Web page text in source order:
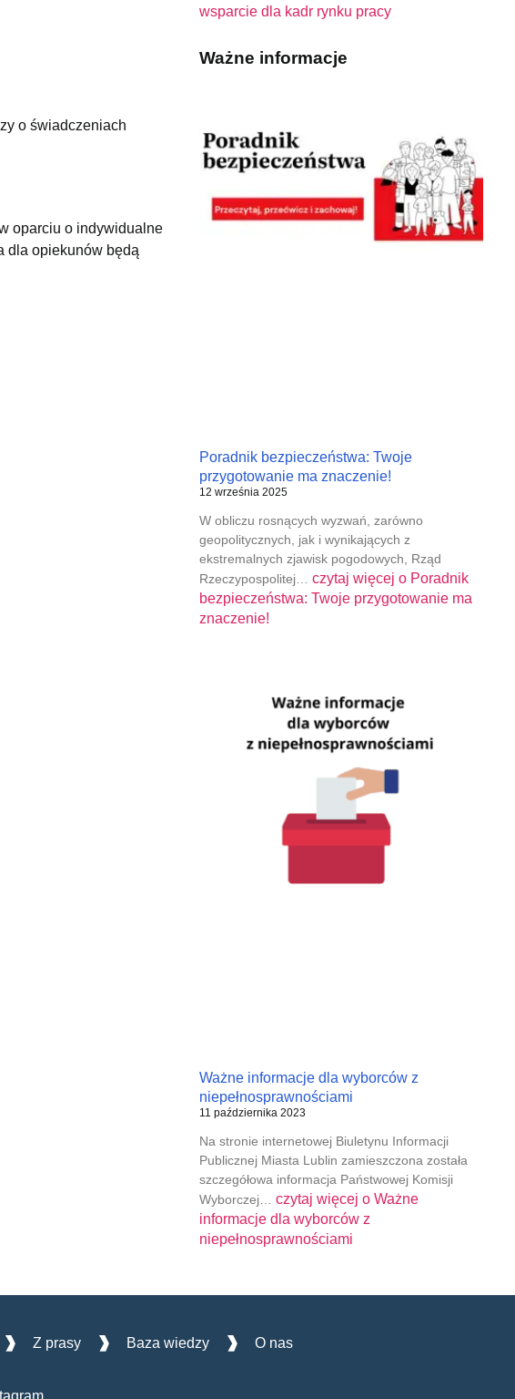
o świadczeniach
oparciu o indywidualne
dla opiekunów będą
wsparcie dla kadr rynku pracy
Ważne informacje
Poradnik bezpieczeństwa: Twoje
przygotowanie ma znaczenie!
12 września 2025
W obliczu rosnących wyzwań, zarówno
geopolitycznych, jak i wynikających z
ekstremalnych zjawisk pogodowych, Rząd
Rzeczypospolitej… czytaj więcej oPoradnik
bezpieczeństwa: Twoje przygotowanie ma
znaczenie!
Ważne informacje dla wyborców z
niepełnosprawnościami
11 października 2023
Na stronie internetowej Biuletynu Informacji
Publicznej Miasta Lublin zamieszczona została
szczegółowa informacja Państwowej Komisji
Wyborczej… czytaj więcej oWażne
informacje dla wyborców z
niepełnosprawnościami
Z prasy Baza wiedzy O nas